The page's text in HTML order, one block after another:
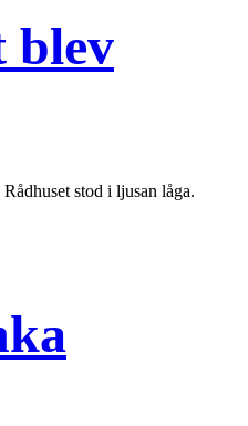
blev
stod i ljusan låga.